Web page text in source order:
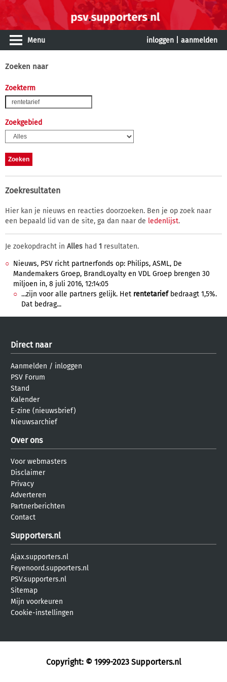
Menu inloggen aanmelden
Zoeken naar
Zoekterm
Zoekgebied
Zoekresultaten
Hier kan je nieuws en reacties doorzoeken. Ben je op zoek naar
een bepaald lid van de site, ga dan naar de ledenlijst.
Je zoekopdracht in Alles had 1 resultaten.
Nieuws, PSV richt partnerfonds op: Philips, ASML, De
Mandemakers Groep, BrandLoyalty en VDL Groep brengen 30
miljoen in, 8 juli 2016, 12:14:05
...zijn voor alle partners gelijk. Het rentetariefbedraagt 1,5%.
Dat bedrag...
Direct naar
Aanmelden / inloggen
PSV Forum
Stand
Kalender
E-zine (nieuwsbrief)
Nieuwsarchief
Over ons
Voor webmasters
Disclaimer
Privacy
Adverteren
Partnerberichten
Contact
Supporters.nl
Ajax.supporters.nl
Feyenoord.supporters.nl
PSV.supporters.nl
Sitemap
Mijn voorkeuren
Cookie-instellingen
Copyright: © 1999-2023 Supporters.nl